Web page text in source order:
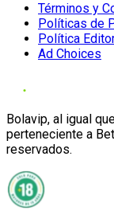
Términos y
Políticas de
Política
Ad Choices
Bolavip, al igual
perteneciente a
reservados.